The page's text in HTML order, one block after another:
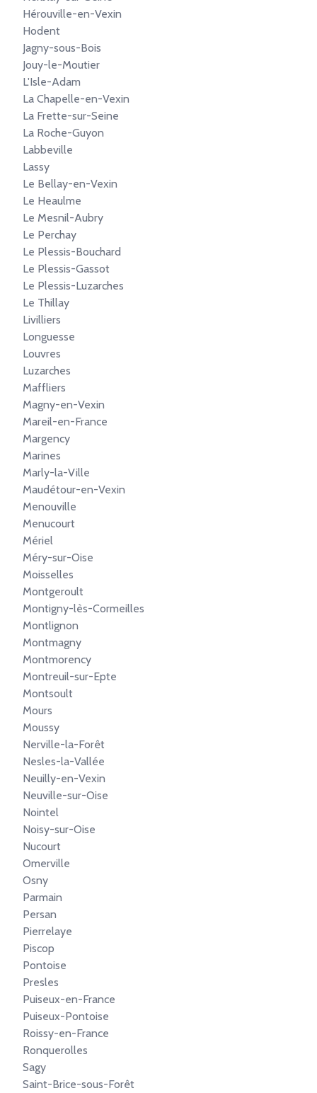
Hérouville-en-Vexin
Hodent
Jagny-sous-Bois
Jouy-le-Moutier
L'Isle-Adam
La Chapelle-en-Vexin
La Frette-sur-Seine
La Roche-Guyon
Labbeville
Lassy
Le Bellay-en-Vexin
Le Heaulme
Le Mesnil-Aubry
Le Perchay
Le Plessis-Bouchard
Le Plessis-Gassot
Le Plessis-Luzarches
Le Thillay
Livilliers
Longuesse
Louvres
Luzarches
Maffliers
Magny-en-Vexin
Mareil-en-France
Margency
Marines
Marly-la-Ville
Maudétour-en-Vexin
Menouville
Menucourt
Mériel
Méry-sur-Oise
Moisselles
Montgeroult
Montigny-lès-Cormeilles
Montlignon
Montmagny
Montmorency
Montreuil-sur-Epte
Montsoult
Mours
Moussy
Nerville-la-Forêt
Nesles-la-Vallée
Neuilly-en-Vexin
Neuville-sur-Oise
Nointel
Noisy-sur-Oise
Nucourt
Omerville
Osny
Parmain
Persan
Pierrelaye
Piscop
Pontoise
Presles
Puiseux-en-France
Puiseux-Pontoise
Roissy-en-France
Ronquerolles
Sagy
Saint-Brice-sous-Forêt